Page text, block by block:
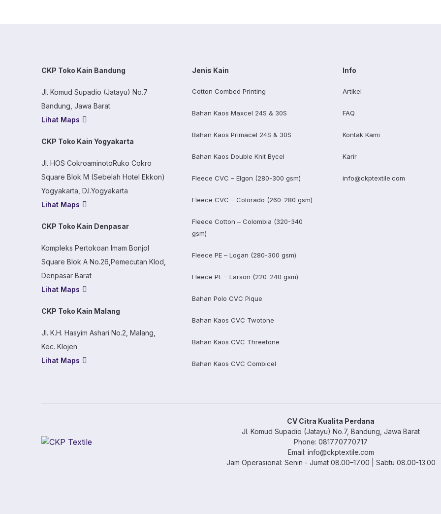
CKP Toko Kain Bandung
Jl. Komud Supadio (Jatayu) No.7
Bandung, Jawa Barat.
Lihat Maps
CKP Toko Kain Yogyakarta
Jl. HOS CokroaminotoRuko Cokro
Square Blok M (Sebelah Hotel Ekkon)
Yogyakarta, D.I.Yogyakarta
Lihat Maps
CKP Toko Kain Denpasar
Kompleks Pertokoan Imam Bonjol
Square Blok A No.26,Pemecutan Klod,
Denpasar Barat
Lihat Maps
CKP Toko Kain Malang
Jl. K.H. Hasyim Ashari No.2, Malang,
Kec. Klojen
Lihat Maps
Jenis Kain
Cotton Combed Printing
Bahan Kaos Maxcel 24S & 30S
Bahan Kaos Primacel 24S & 30S
Bahan Kaos Double Knit Bycel
Fleece CVC – Elgon (280-300 gsm)
Fleece CVC – Colorado (260-280 gsm)
Fleece Cotton – Colombia (320-340
gsm)
Fleece PE – Logan (280-300 gsm)
Fleece PE – Larson (220-240 gsm)
Bahan Polo CVC Pique
Bahan Kaos CVC Twotone
Bahan Kaos CVC Threetone
Bahan Kaos CVC Combicel
Info
Artikel
FAQ
Kontak Kami
Karir
info@ckptextile.com
CV Citra Kualita Perdana
Jl. Komud Supadio (Jatayu) No.7, Bandung, Jawa Barat
Phone: 081770770717
Email: info@ckptextile.com
Jam Operasional: Senin - Jumat 08.00–17.00 | Sabtu 08.00-13.00